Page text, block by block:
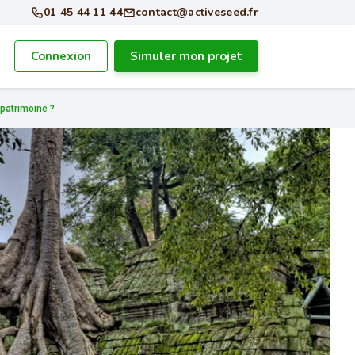
01 45 44 11 44 contact@activeseed.fr
Connexion Simuler mon projet
?